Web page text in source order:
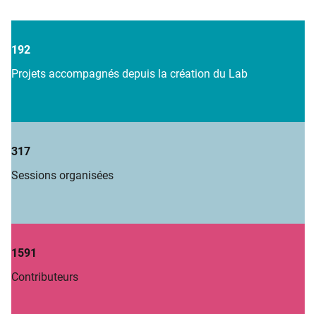
192
Projets accompagnés depuis la création du Lab
317
Sessions organisées
1591
Contributeurs